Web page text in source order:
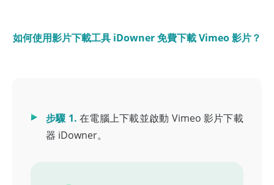
如何使用影片下載工具 iDowner 免費下載 Vimeo 影片？
步驟 1.在電腦上下載並啟動 Vimeo 影片下載
器 iDowner。